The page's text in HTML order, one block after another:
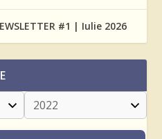
#1 | Iulie 2026